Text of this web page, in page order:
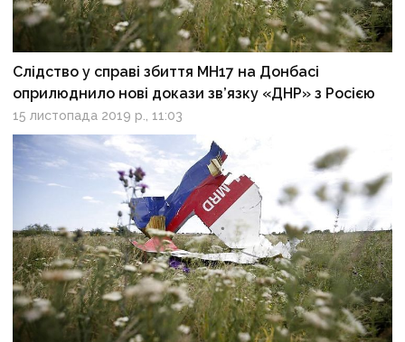
Слідство у справі збиття МН17 на Донбасі
оприлюднило нові докази зв’язку «ДНР» з Росією
15 листопада 2019 р., 11:03